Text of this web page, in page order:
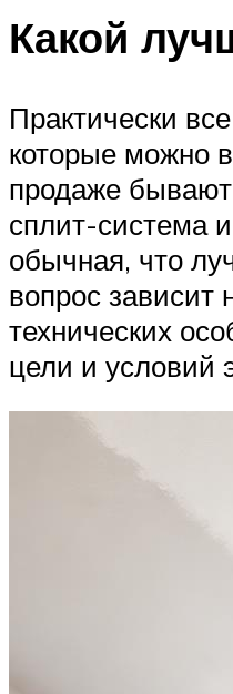
Какой
Практически
которые можно
продаже бывают
сплит-система
обычная, что
вопрос зависит
технических
цели и условий